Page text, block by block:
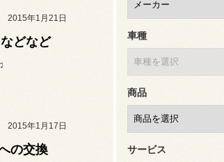
2015年1月21日
どなど
2015年1月17日
の交換
車種
商品
サービス